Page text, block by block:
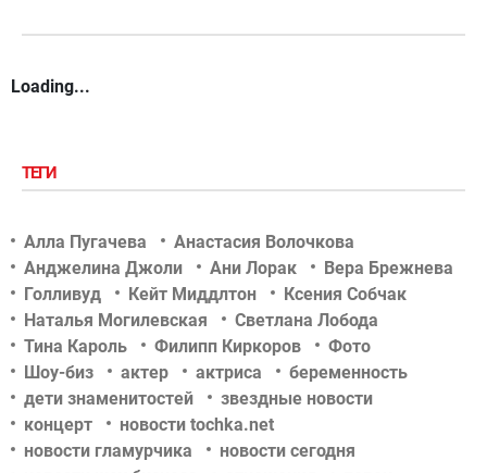
Loading...
ТЕГИ
Алла Пугачева
Анастасия Волочкова
Анджелина Джоли
Ани Лорак
Вера Брежнева
Голливуд
Кейт Миддлтон
Ксения Собчак
Наталья Могилевская
Светлана Лобода
Тина Кароль
Филипп Киркоров
Фото
Шоу-биз
актер актриса
беременность
дети знаменитостей
звездные новости
концерт
новости tochka.net
новости гламурчика
новости сегодня